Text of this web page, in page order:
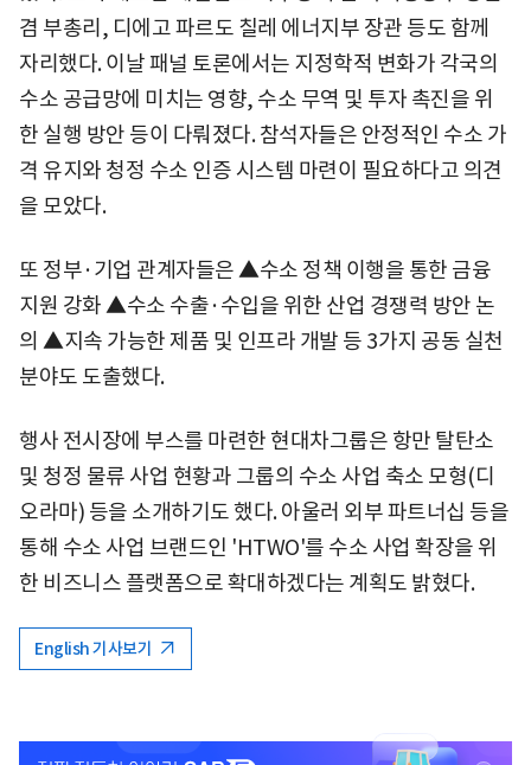
겸 부총리, 디에고 파르도 칠레 에너지부 장관 등도 함께
자리했다. 이날 패널 토론에서는 지정학적 변화가 각국의
수소 공급망에 미치는 영향, 수소 무역 및 투자 촉진을 위
한 실행 방안 등이 다뤄졌다. 참석자들은 안정적인 수소 가
격 유지와 청정 수소 인증 시스템 마련이 필요하다고 의견
을 모았다.
또 정부·기업 관계자들은 ▲수소 정책 이행을 통한 금융
지원 강화 ▲수소 수출·수입을 위한 산업 경쟁력 방안 논
의 ▲지속 가능한 제품 및 인프라 개발 등 3가지 공동 실천
분야도 도출했다.
행사 전시장에 부스를 마련한 현대차그룹은 항만 탈탄소
및 청정 물류 사업 현황과 그룹의 수소 사업 축소 모형(디
오라마) 등을 소개하기도 했다. 아울러 외부 파트너십 등을
통해 수소 사업 브랜드인 'HTWO'를 수소 사업 확장을 위
한 비즈니스 플랫폼으로 확대하겠다는 계획도 밝혔다.
English 기사보기